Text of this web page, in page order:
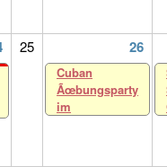
25 26
Cuban
Ãœbungsparty
im